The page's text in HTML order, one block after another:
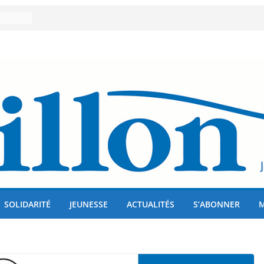
!
SOLIDARITÉ JEUNESSE ACTUALITÉS S’ABONNER